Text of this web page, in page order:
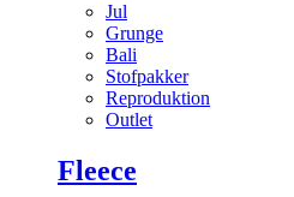
Jul
Grunge
Bali
Stofpakker
Reproduktion
Outlet
Fleece